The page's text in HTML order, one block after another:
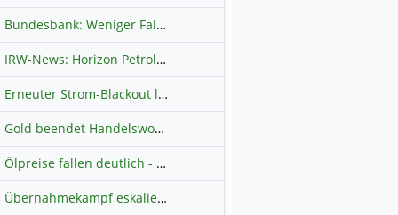
Bundesbank: Weniger Falschgeld in Deutschland
IRW-News: Horizon Petroleum Ltd. : Horizon Petroleum beginnt mit der Testförderung im Projekt Lachowice in Polen und schließt die Platzierung einer überzeichneten Wandelanleihe ab
Erneuter Strom-Blackout legt ganz Kuba lahm
Gold beendet Handelswoche mit Knall: Barrick Mining – Ist diese Aktie wieder ein Kauf?
Ölpreise fallen deutlich - Fortschritte zwischen USA und Iran belasten
Übernahmekampf eskaliert: Wird die Commerzbank italienisch?